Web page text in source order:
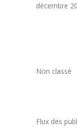
décembre
Non classé
Flux des